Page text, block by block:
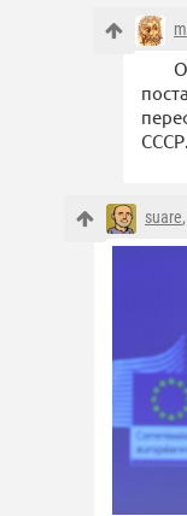
СССР.
suare